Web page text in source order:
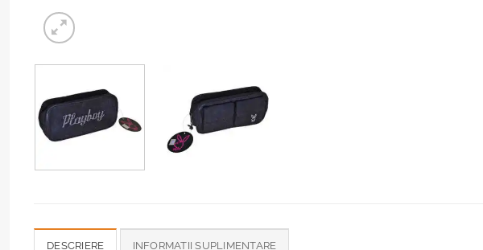
DESCRIERE INFORMATII SUPLIMENTARE